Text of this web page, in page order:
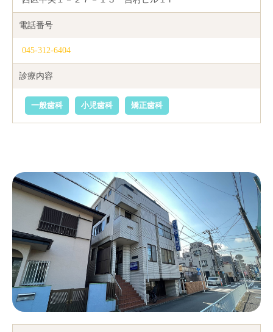
電話番号
045-312-6404
診療内容
一般歯科 小児歯科 矯正歯科